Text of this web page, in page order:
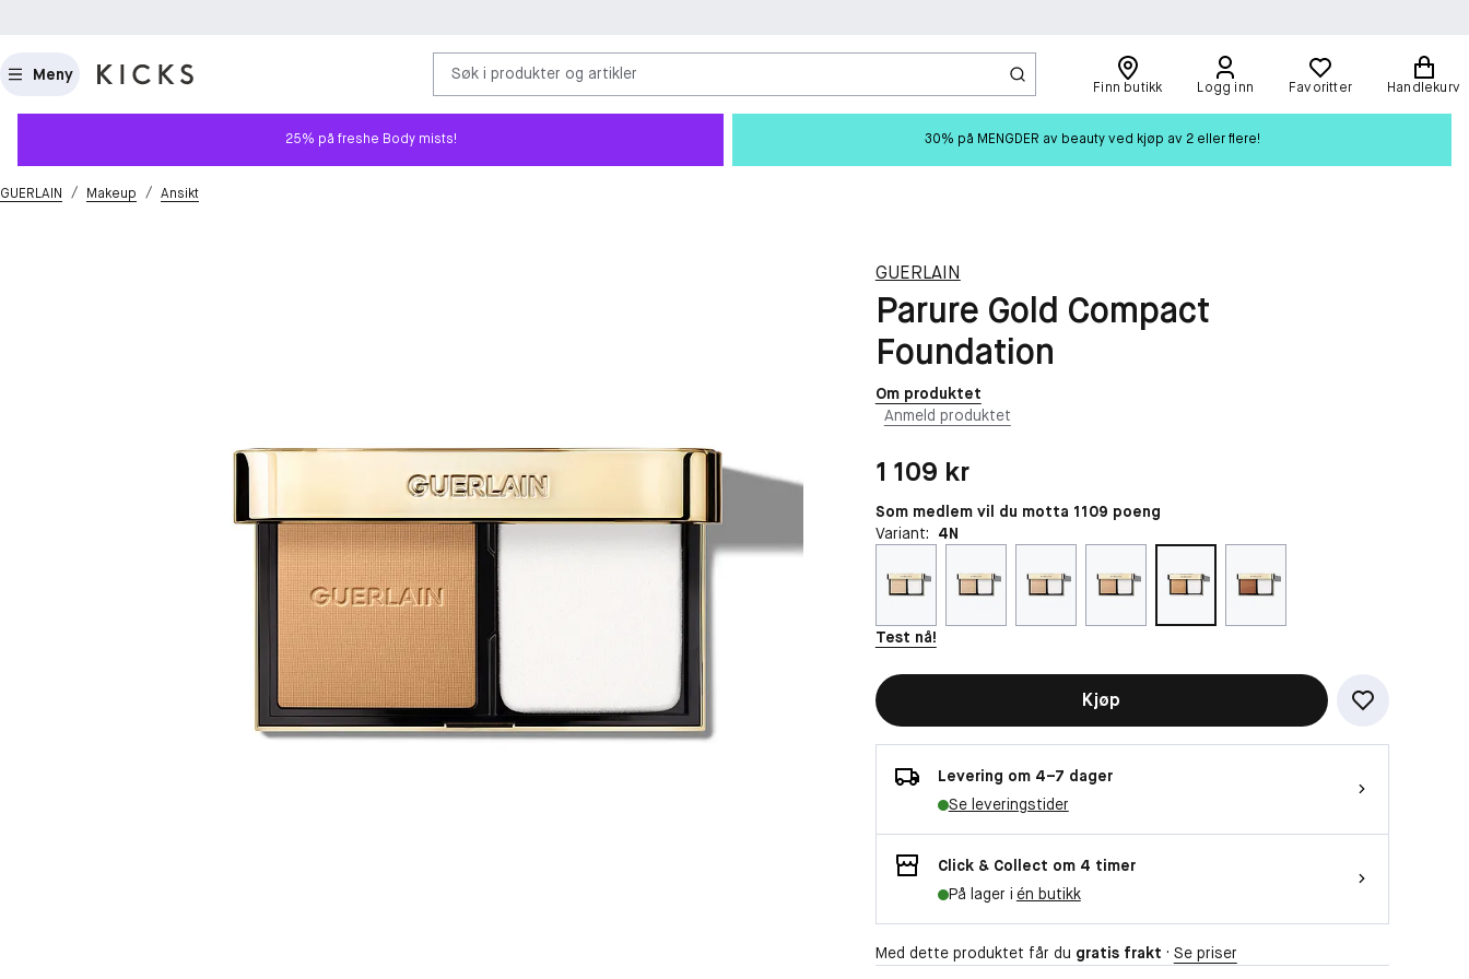
Meny Søk i produkter og artikler
Finn butikk Logg inn Favoritter Handlekurv
25% på freshe Body mists! 30% på MENGDER av beauty ved kjøp av 2 eller flere!
GUERLAIN / Makeup / Ansikt
GUERLAIN
Parure Gold Compact
Foundation
Om produktet
Anmeld produktet
Variant: 4N
Test nå!
Pris: 1 109 kr
1 109 kr
Som medlem vil du motta 1109 poeng
Kjøp
Levering om 4–7 dager
Se leveringstider
Click & Collect om 4 timer
På lager i én butikk
Med dette produktet får du gratis frakt · Se priser